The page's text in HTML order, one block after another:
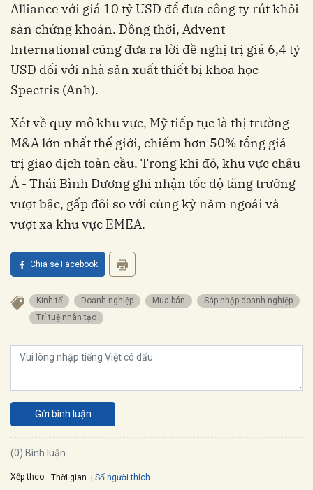
Alliance với giá 10 tỷ USD để đưa công ty rút khỏi
sàn chứng khoán. Đồng thời, Advent
International cũng đưa ra lời đề nghị trị giá 6,4 tỷ
USD đối với nhà sản xuất thiết bị khoa học
Spectris (Anh).
Xét về quy mô khu vực, Mỹ tiếp tục là thị trường
M&A lớn nhất thế giới, chiếm hơn 50% tổng giá
trị giao dịch toàn cầu. Trong khi đó, khu vực châu
Á - Thái Bình Dương ghi nhận tốc độ tăng trưởng
vượt bậc, gấp đôi so với cùng kỳ năm ngoái và
vượt xa khu vực EMEA.
Chia sẻ Facebook
Kinh tế Doanh nghiệp Mua bán
Sáp nhập doanh nghiệp
Trí tuệ nhân tạo
Gửi bình luận
(0) Bình luận
Xếp theo: Thời gian Số người thích